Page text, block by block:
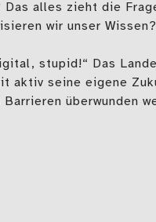
alles zieht die
wir unser
stupid!“ Das
aktiv seine eigene
überwunden